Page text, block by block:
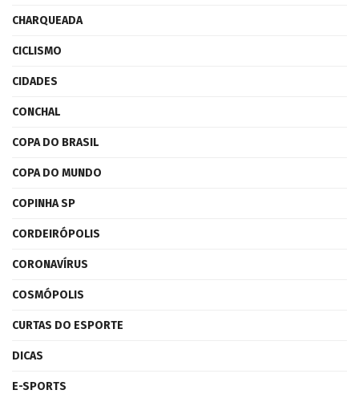
CHARQUEADA
CICLISMO
CIDADES
CONCHAL
COPA DO BRASIL
COPA DO MUNDO
COPINHA SP
CORDEIRÓPOLIS
CORONAVÍRUS
COSMÓPOLIS
CURTAS DO ESPORTE
DICAS
E-SPORTS